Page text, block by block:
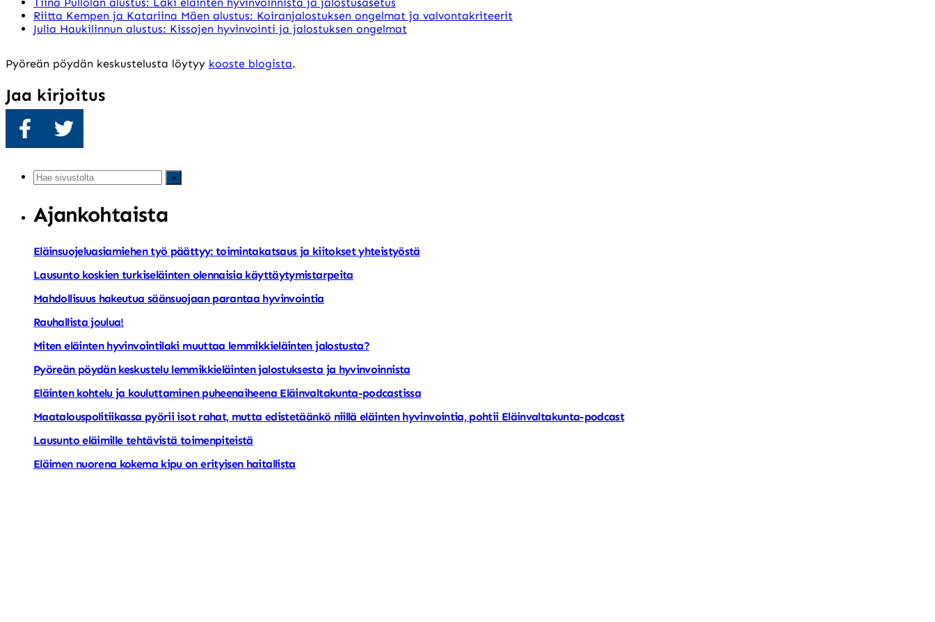
Riitta Kempen ja Katariina Mäen alustus: Koiranjalostuksen ongelmat ja valvontakriteerit
Julia Haukilinnun alustus: Kissojen hyvinvointi ja jalostuksen ongelmat
Pyöreän pöydän keskustelusta löytyy kooste blogista.
Jaa kirjoitus
Twiittaa
Ajankohtaista
Eläinsuojeluasiamiehen työ päättyy: toimintakatsaus ja kiitokset yhteistyöstä
Lausunto koskien turkiseläinten olennaisia käyttäytymistarpeita
Mahdollisuus hakeutua säänsuojaan parantaa hyvinvointia
Rauhallista joulua!
Miten eläinten hyvinvointilaki muuttaa lemmikkieläinten jalostusta?
Pyöreän pöydän keskustelu lemmikkieläinten jalostuksesta ja hyvinvoinnista
Eläinten kohtelu ja kouluttaminen puheenaiheena Eläinvaltakunta-podcastissa
Maatalouspolitiikassa pyörii isot rahat, mutta edistetäänkö niillä eläinten hyvinvointia, pohtii Eläinvaltakunta-podcast
Lausunto eläimille tehtävistä toimenpiteistä
Eläimen nuorena kokema kipu on erityisen haitallista